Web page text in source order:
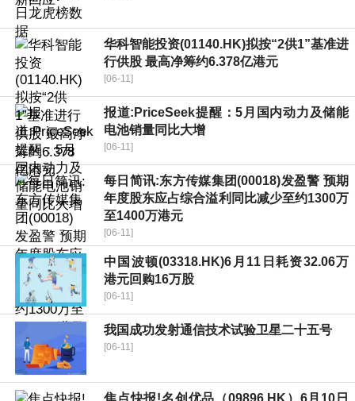
华科智能投资(01140.HK)拟按“2供1”基准进
行供股 最高净筹约6.378亿港元
[06-11]
报道:PriceSeek提醒：5月国内动力及储能
电池销量同比大增
[06-11]
每日简讯:东方传媒集团(00018)发盈警 预期
年度股东应占综合溢利同比减少至约1300万
至1400万港元
[06-11]
中国波顿(03318.HK)6月11日耗资32.06万
港元回购16万股
[06-11]
我国成功发射通信技术试验卫星二十五号
[06-11]